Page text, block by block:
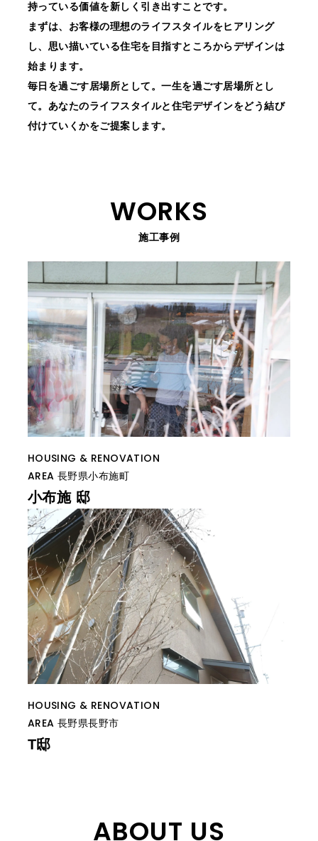
TEL 026.214.8296
持っている価値を新しく引き出すことです。
まずは、お客様の理想のライフスタイルをヒアリング
し、思い描いている住宅を目指すところからデザインは
始まります。
毎日を過ごす居場所として。一生を過ごす居場所とし
て。あなたのライフスタイルと住宅デザインをどう結び
付けていくかをご提案します。
WORKS
施工事例
HOUSING & RENOVATION
AREA 長野県小布施町
小布施 邸
HOUSING & RENOVATION
AREA 長野県長野市
T邸
ABOUT US